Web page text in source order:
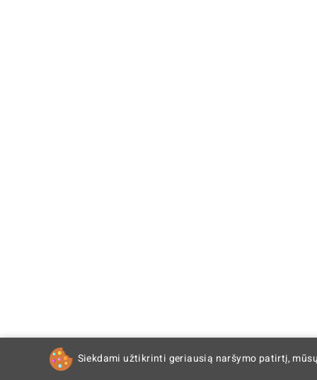
Siekdami užtikrinti geriausią naršymo patirtį,